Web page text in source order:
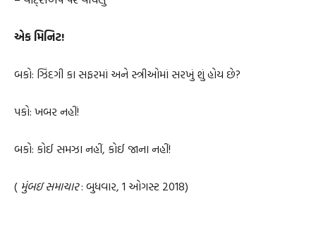
એક મિનિટ!
બકો: ઝિંદગી કા સફરમાં અને સ્ત્રીઓમાં સરખું શું હોય છે?
પકો: ખબર નહીં!
બકો: કોઈ સમઝા નહીં, કોઈ જાના નહીં!
( મુંબઇ સમાચાર: બુધવાર, 1 ઓગસ્ટ 2018)